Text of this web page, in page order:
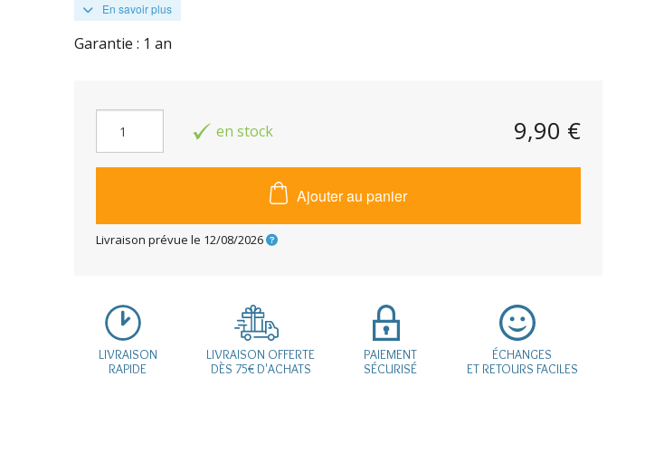
LIVRAISON
RAPIDE
LIVRAISON OFFERTE
DÈS 75€ D'ACHATS
PAIEMENT
SÉCURISÉ
ÉCHANGES
ET RETOURS FACILES
en stock 9,90 €
Ajouter au panier
Livraison prévue le 12/08/2026
En savoir plus
Garantie : 1 an